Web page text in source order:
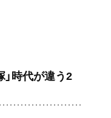
」時代が違う2